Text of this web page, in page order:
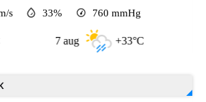
s 33% 760 mmHg
+33°C